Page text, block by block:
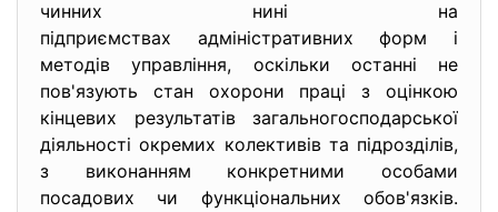
чинних нині на
підприємствах адміністративних форм і
методів управління, оскільки останні не
пов'язують стан охорони праці з оцінкою
кінцевих результатів загальногосподарської
діяльності окремих колективів та підрозділів,
з виконанням конкретними особами
посадових чи функціональних обов'язків.